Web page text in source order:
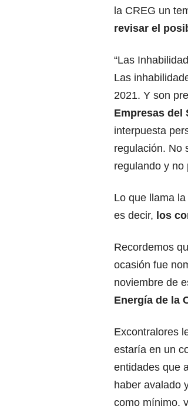
la CREG un
revisar el
“Las
Las
2021. Y son
Empresas del
interpuesta
regulación. No
regulando y no
Lo que llama
es decir, los
Recordemos
ocasión fue
noviembre de
Energía de la
Excontralores
estaría en un
entidades que
haber avalado
como mínimo,